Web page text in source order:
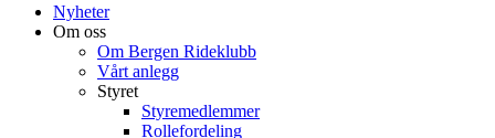
Nyheter
Om oss
Om Bergen Rideklubb
Vårt anlegg
Styret
Styremedlemmer
Rollefordeling